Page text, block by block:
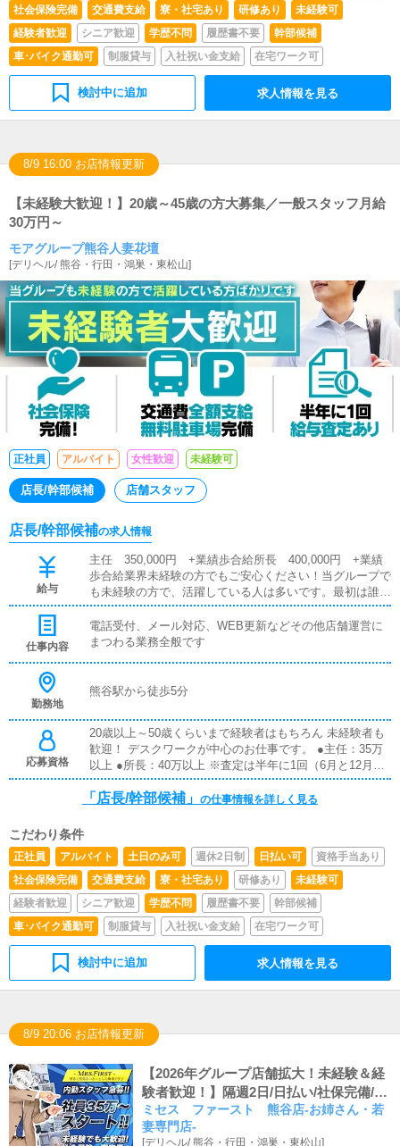
社会保険完備
交通費支給 寮・社宅あり 研修あり
未経験可
経験者歓迎
シニア歓迎 学歴不問 履歴書不要
幹部候補
車･バイク通勤可
制服貸与 入社祝い金支給 在宅ワーク可
検討中に追加 求人情報を見る
8/9 16:00 お店情報更新
【未経験大歓迎！】20歳～45歳の方大募集／一般スタッフ月給
30万円～
モアグループ熊谷人妻花壇
[デリヘル/熊谷・行田・鴻巣・東松山]
正社員 アルバイト 女性歓迎 未経験可
店長/幹部候補 店舗スタッフ
店長/幹部候補の求人情報
給与
主任 350,000円 +業績歩合給所長 400,000円 +業績
歩合給業界未経験の方でもご安心ください！当グループで
も未経験の方で、活躍している人は多いです。最初は誰で
も初心者です！安心して、まずはご応募ください。安定し
た労働環境で貴方のやる気を発揮して下さい。営業職やサ
ービス業等から入社された方も多く、未経験でも安心して
仕事内容
電話受付、メール対応、WEB更新などその他店舗運営に
まつわる業務全般です
勤務地
熊谷駅から徒歩5分
応募資格
20歳以上～50歳くらいまで経験者はもちろん 未経験者も
歓迎！ デスクワークが中心のお仕事です。 ●主任：35万
以上 ●所長：40万以上 ※査定は半年に1回（6月と12月）
※業績連動の賞与あり ・管理職経験 ・営業・販売職経験
・広告代理店経験 ・Web制作会社経験 特に上記の経歴を
「店長/幹部候補」 の仕事情報を詳しく見る
こだわり条件
正社員 アルバイト 土日のみ可 週休2日制 日払い可
資格手当あり
社会保険完備
交通費支給 寮・社宅あり 研修あり
未経験可
経験者歓迎
シニア歓迎 学歴不問 履歴書不要
幹部候補
車･バイク通勤可
制服貸与 入社祝い金支給 在宅ワーク可
検討中に追加 求人情報を見る
8/9 20:06 お店情報更新
【2026年グループ店舗拡大！未経験＆経
験者歓迎！】隔週2日/日払い/社保完備/有
給休暇/1R寮完備/残業一切なし！入社祝
い金5万円！『ミセスファースト』はチャ
ミセス ファースト 熊谷店-お姉さん・若
妻専門店-
[デリヘル/熊谷・行田・鴻巣・東松山]